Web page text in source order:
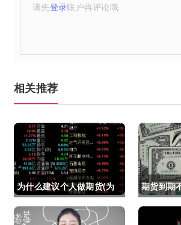
请先登录账户再评论哦
相关推荐
为什么建议个人做期货(为
什么建议个人做期货交易)
期货到期
吗吗(期